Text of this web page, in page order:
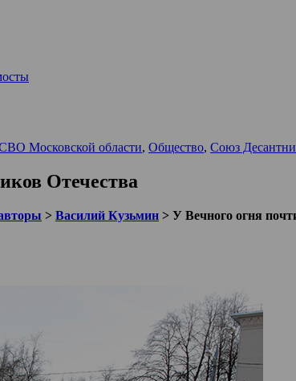
Московской области, Общество, Союз
Отечества
> Василий Кузьмин > У Вечного огня